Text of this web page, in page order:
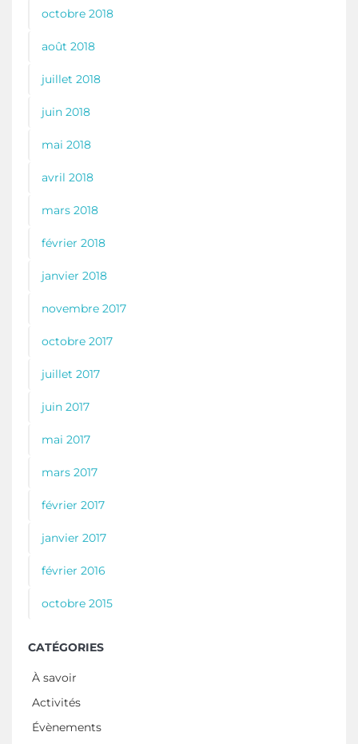
octobre 2018
août 2018
juillet 2018
juin 2018
mai 2018
avril 2018
mars 2018
février 2018
janvier 2018
novembre 2017
octobre 2017
juillet 2017
juin 2017
mai 2017
mars 2017
février 2017
janvier 2017
février 2016
octobre 2015
CATÉGORIES
À savoir
Activités
Évènements